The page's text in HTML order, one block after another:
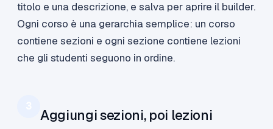
titolo e una descrizione, e salva per aprire il builder.
Ogni corso è una gerarchia semplice: un corso
contiene sezioni e ogni sezione contiene lezioni
che gli studenti seguono in ordine.
Aggiungi sezioni, poi lezioni